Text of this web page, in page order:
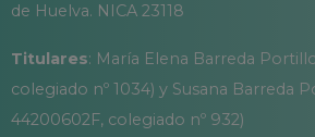
de Huelva. NICA 23118
Titulares: María Elena Barreda
colegiado nº 1034) y Susana Barreda
44200602F, colegiado nº 932)